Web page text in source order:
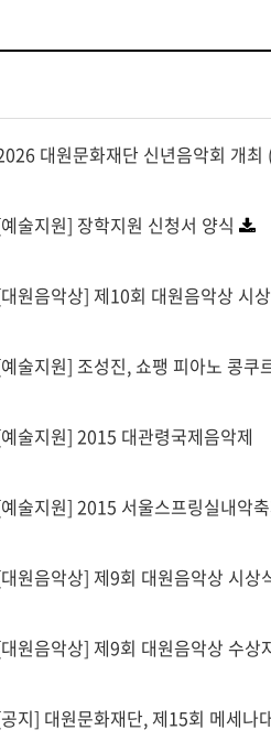
대원문화재단 신년음악회 개
술지원] 장학지원 신청서 양식
원음악상] 제10회 대원음악상 시
술지원] 조성진, 쇼팽 피아노 콩쿠
술지원] 2015 대관령국제음악제
술지원] 2015 서울스프링실내악
원음악상] 제9회 대원음악상 시상
원음악상] 제9회 대원음악상 수상
지] 대원문화재단, 제15회 메세나